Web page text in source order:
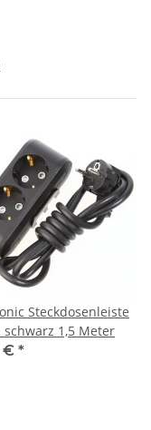
Steckdosenleiste
schwarz 1,5 Meter
€ *